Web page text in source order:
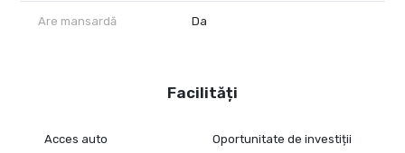
Observații suplimentare
proces de urbanizare, cu multiple proiecte noi în derulare,
inclusiv campusul universitar și infrastructura aferentă. Datorită
excelentă pentru investiție strategică în zona de sud a
Are mansardă Da
Facilități
Acces auto Oportunitate de investiții